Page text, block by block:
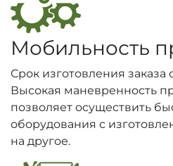
Мобильность
Срок изготовления заказа
Высокая маневренность
позволяет осуществить
оборудования с
на другое.